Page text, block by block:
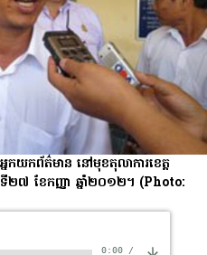
យក​ព័ត៌មាន នៅ​មុខ​តុលាការ​ខេត្ត​
ទី២៧ ខែ​កញ្ញា ឆ្នាំ​២០១២។ (Photo:
0:00/